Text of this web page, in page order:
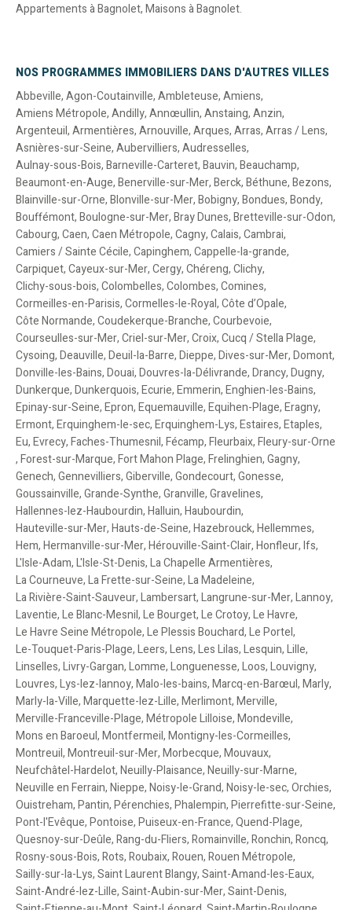
Appartements à Bagnolet,Maisons à Bagnolet.
NOS PROGRAMMES IMMOBILIERS DANS D'AUTRES VILLES
Abbeville,Agon-Coutainville,Ambleteuse,Amiens,
Amiens Métropole,Andilly,Annœullin,Anstaing,Anzin,
Argenteuil,Armentières,Arnouville,Arques,Arras,Arras / Lens,
Asnières-sur-Seine,Aubervilliers,Audresselles,
Aulnay-sous-Bois,Barneville-Carteret,Bauvin,Beauchamp,
Beaumont-en-Auge,Benerville-sur-Mer,Berck,Béthune,Bezons,
Blainville-sur-Orne,Blonville-sur-Mer,Bobigny,Bondues,Bondy,
Bouffémont,Boulogne-sur-Mer,Bray Dunes,Bretteville-sur-Odon,
Cabourg,Caen,Caen Métropole,Cagny,Calais,Cambrai,
Camiers / Sainte Cécile,Capinghem,Cappelle-la-grande,
Carpiquet,Cayeux-sur-Mer,Cergy,Chéreng,Clichy,
Clichy-sous-bois,Colombelles,Colombes,Comines,
Cormeilles-en-Parisis,Cormelles-le-Royal,Côte d’Opale,
Côte Normande,Coudekerque-Branche,Courbevoie,
Courseulles-sur-Mer,Criel-sur-Mer,Croix,Cucq / Stella Plage,
Cysoing,Deauville,Deuil-la-Barre,Dieppe,Dives-sur-Mer,Domont,
Donville-les-Bains,Douai,Douvres-la-Délivrande,Drancy,Dugny,
Dunkerque,Dunkerquois,Ecurie,Emmerin,Enghien-les-Bains,
Epinay-sur-Seine,Epron,Equemauville,Equihen-Plage,Eragny,
Ermont,Erquinghem-le-sec,Erquinghem-Lys,Estaires,Etaples,
Eu,Evrecy,Faches-Thumesnil,Fécamp,Fleurbaix,Fleury-sur-Orne
,Forest-sur-Marque,Fort Mahon Plage,Frelinghien,Gagny,
Genech,Gennevilliers,Giberville,Gondecourt,Gonesse,
Goussainville,Grande-Synthe,Granville,Gravelines,
Hallennes-lez-Haubourdin,Halluin,Haubourdin,
Hauteville-sur-Mer,Hauts-de-Seine,Hazebrouck,Hellemmes,
Hem,Hermanville-sur-Mer,Hérouville-Saint-Clair,Honfleur,Ifs,
L'Isle-Adam,L'Isle-St-Denis,La Chapelle Armentières,
La Courneuve,La Frette-sur-Seine,La Madeleine,
La Rivière-Saint-Sauveur,Lambersart,Langrune-sur-Mer,Lannoy,
Laventie,Le Blanc-Mesnil,Le Bourget,Le Crotoy,Le Havre,
Le Havre Seine Métropole,Le Plessis Bouchard,Le Portel,
Le-Touquet-Paris-Plage,Leers,Lens,Les Lilas,Lesquin,Lille,
Linselles,Livry-Gargan,Lomme,Longuenesse,Loos,Louvigny,
Louvres,Lys-lez-lannoy,Malo-les-bains,Marcq-en-Barœul,Marly,
Marly-la-Ville,Marquette-lez-Lille,Merlimont,Merville,
Merville-Franceville-Plage,Métropole Lilloise,Mondeville,
Mons en Baroeul,Montfermeil,Montigny-les-Cormeilles,
Montreuil,Montreuil-sur-Mer,Morbecque,Mouvaux,
Neufchâtel-Hardelot,Neuilly-Plaisance,Neuilly-sur-Marne,
Neuville en Ferrain,Nieppe,Noisy-le-Grand,Noisy-le-sec,Orchies,
Ouistreham,Pantin,Pérenchies,Phalempin,Pierrefitte-sur-Seine,
Pont-l'Evêque,Pontoise,Puiseux-en-France,Quend-Plage,
Quesnoy-sur-Deûle,Rang-du-Fliers,Romainville,Ronchin,Roncq,
Rosny-sous-Bois,Rots,Roubaix,Rouen,Rouen Métropole,
Sailly-sur-la-Lys,Saint Laurent Blangy,Saint-Amand-les-Eaux,
Saint-André-lez-Lille,Saint-Aubin-sur-Mer,Saint-Denis,